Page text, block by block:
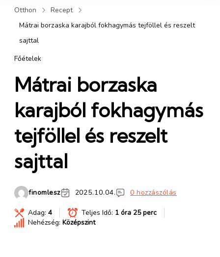
Otthon
Recept
Mátrai borzaska karajból fokhagymás tejföllel és reszelt
sajttal
Főételek
Mátrai borzaska
karajból fokhagymás
tejföllel és reszelt
sajttal
finomlesz 2025.10.04. 0 hozzászólás
Adag: 4 Teljes Idő: 1 óra 25 perc
Nehézség: Középszint